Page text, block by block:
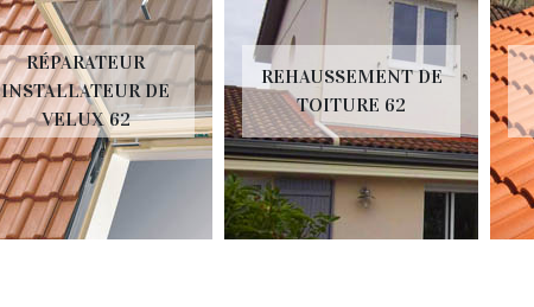
RÉPARATEUR
INSTALLATEUR DE
VELUX 62
REHAUSSEMENT DE
TOITURE 62